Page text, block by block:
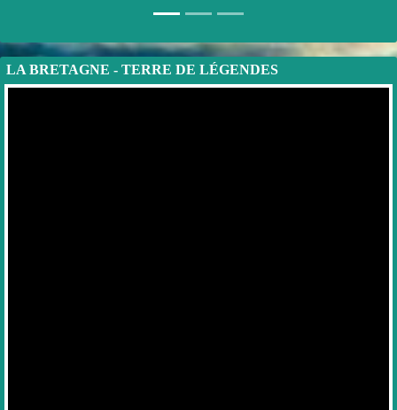
LA BRETAGNE - TERRE DE LÉGENDES